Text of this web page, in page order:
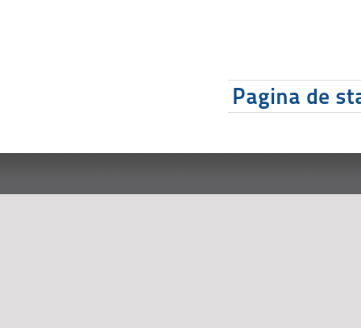
Pagina de